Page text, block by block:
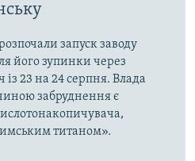
запуск заводу
його зупинки через
23 на 24 серпня. Влада
забруднення є
титаном».